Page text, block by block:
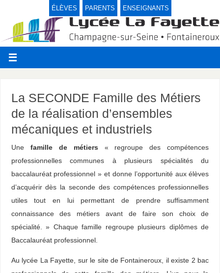
ÉLÈVES PARENTS ENSEIGNANTS
La SECONDE Famille des Métiers
de la réalisation d’ensembles
mécaniques et industriels
Une famille de métiers « regroupe des compétences
professionnelles communes à plusieurs spécialités du
baccalauréat professionnel » et donne l’opportunité aux élèves
d’acquérir dès la seconde des compétences professionnelles
utiles tout en lui permettant de prendre suffisamment
connaissance des métiers avant de faire son choix de
spécialité. » Chaque famille regroupe plusieurs diplômes de
Baccalauréat professionnel.
Au lycée La Fayette, sur le site de Fontaineroux, il existe 2 bac